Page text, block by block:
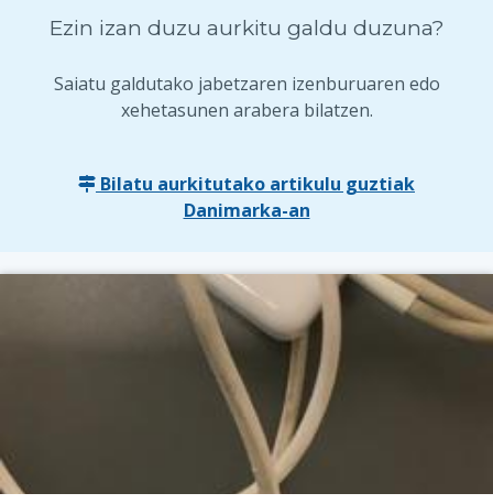
Ezin izan duzu aurkitu galdu duzuna?
Saiatu galdutako jabetzaren izenburuaren edo
xehetasunen arabera bilatzen.
Bilatu aurkitutako artikulu guztiak
Danimarka-an